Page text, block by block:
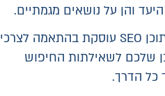
והן על נושאים מגמתיים.
– כתיבת תוכן SEO עוסקת בהתאמה לצרכי
שלכם לשאילתות החיפוש
כל הדרך.